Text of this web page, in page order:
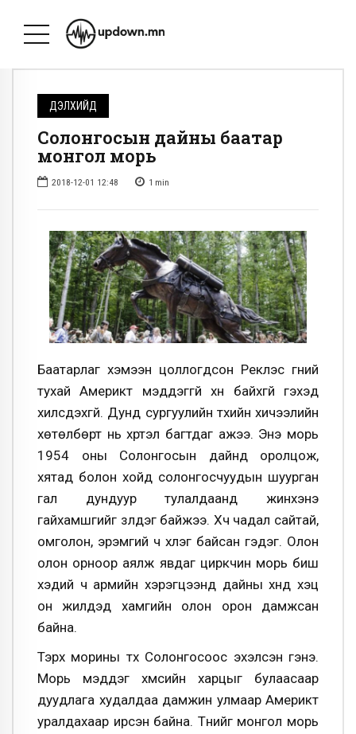
ДЭЛХИЙД
Солонгосын дайны баатар
монгол морь
2018-12-01 12:48 1 min
Баатарлаг хэмээн цоллогдсон Реклэс гүүний
тухай Америкт мэддэггүй хүн байхгүй гэхэд
хилсдэхгүй. Дунд сургуулийн түүхийн хичээлийн
хөтөлбөрт нь хүртэл багтдаг ажээ. Энэ морь
1954 оны Солонгосын дайнд оролцож,
хятад болон хойд солонгосчуудын шуурган
гал дундуур тулалдаанд жинхэнэ
гайхамшгийг үзүүлдэг байжээ. Хүч чадал сайтай,
омголон, эрэмгий ч хүлэг байсан гэдэг. Олон
олон орноор аялж явдаг циркчин морь биш
хэдий ч армийн хэрэгцээнд дайны хүнд хэцүү
он жилүүдэд хамгийн олон орон дамжсан
байна.
Тэрхүү морины түүх Солонгосоос эхэлсэн гэнэ.
Морь мэддэг хүмүүсийн харцыг булаасаар
дуудлага худалдаа дамжин улмаар Америкт
уралдахаар ирсэн байна. Түүнийг монгол морь